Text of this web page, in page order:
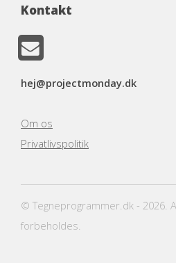
Kontakt
hej@projectmonday.dk
Om os
Privatlivspolitik
© Tegneprogrammer.dk - 2026.
forbeholdes.